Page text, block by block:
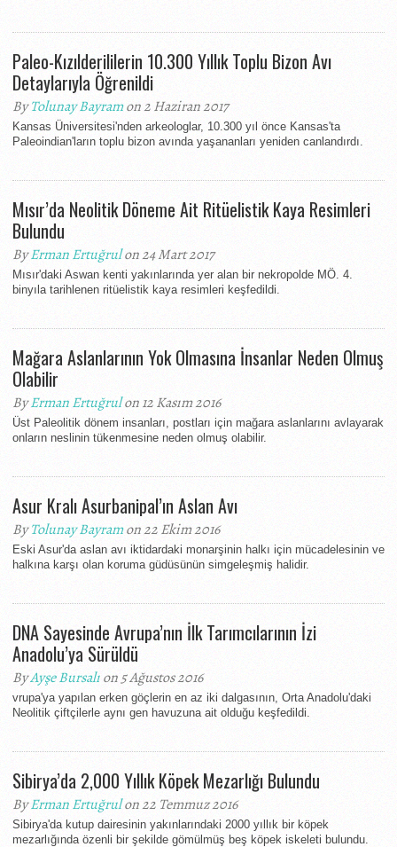
Paleo-Kızılderililerin 10.300 Yıllık Toplu Bizon Avı
Detaylarıyla Öğrenildi
ByTolunay Bayramon 2 Haziran 2017
Kansas Üniversitesi'nden arkeologlar, 10.300 yıl önce Kansas'ta
Paleoindian'ların toplu bizon avında yaşananları yeniden canlandırdı.
Mısır’da Neolitik Döneme Ait Ritüelistik Kaya Resimleri
Bulundu
ByErman Ertuğrulon 24 Mart 2017
Mısır'daki Aswan kenti yakınlarında yer alan bir nekropolde MÖ. 4.
binyıla tarihlenen ritüelistik kaya resimleri keşfedildi.
Mağara Aslanlarının Yok Olmasına İnsanlar Neden Olmuş
Olabilir
ByErman Ertuğrulon 12 Kasım 2016
Üst Paleolitik dönem insanları, postları için mağara aslanlarını avlayarak
onların neslinin tükenmesine neden olmuş olabilir.
Asur Kralı Asurbanipal’ın Aslan Avı
ByTolunay Bayramon 22 Ekim 2016
Eski Asur'da aslan avı iktidardaki monarşinin halkı için mücadelesinin ve
halkına karşı olan koruma güdüsünün simgeleşmiş halidir.
DNA Sayesinde Avrupa’nın İlk Tarımcılarının İzi
Anadolu’ya Sürüldü
ByAyşe Bursalıon 5 Ağustos 2016
vrupa'ya yapılan erken göçlerin en az iki dalgasının, Orta Anadolu'daki
Neolitik çiftçilerle aynı gen havuzuna ait olduğu keşfedildi.
Sibirya’da 2,000 Yıllık Köpek Mezarlığı Bulundu
ByErman Ertuğrulon 22 Temmuz 2016
Sibirya'da kutup dairesinin yakınlarındaki 2000 yıllık bir köpek
mezarlığında özenli bir şekilde gömülmüş beş köpek iskeleti bulundu.